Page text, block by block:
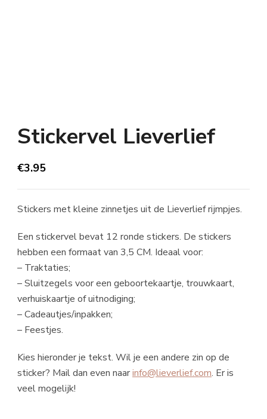
Stickervel Lieverlief
€3.95
Stickers met kleine zinnetjes uit de Lieverlief rijmpjes.
Een stickervel bevat 12 ronde stickers. De stickers
hebben een formaat van 3,5 CM. Ideaal voor:
– Traktaties;
– Sluitzegels voor een geboortekaartje, trouwkaart,
verhuiskaartje of uitnodiging;
– Cadeautjes/inpakken;
– Feestjes.
Kies hieronder je tekst. Wil je een andere zin op de
sticker? Mail dan even naarinfo@lieverlief.com. Er is
veel mogelijk!